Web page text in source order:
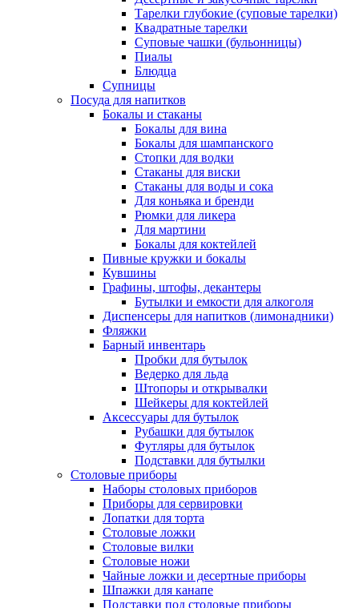
Тарелки глубокие (суповые тарелки)
Квадратные тарелки
Суповые чашки (бульонницы)
Пиалы
Блюдца
Супницы
Посуда для напитков
Бокалы и стаканы
Бокалы для вина
Бокалы для шампанского
Стопки для водки
Стаканы для виски
Стаканы для воды и сока
Для коньяка и бренди
Рюмки для ликера
Для мартини
Бокалы для коктейлей
Пивные кружки и бокалы
Кувшины
Графины, штофы, декантеры
Бутылки и емкости для алкоголя
Диспенсеры для напитков (лимонадники)
Фляжки
Барный инвентарь
Пробки для бутылок
Ведерко для льда
Штопоры и открывалки
Шейкеры для коктейлей
Аксессуары для бутылок
Рубашки для бутылок
Футляры для бутылок
Подставки для бутылки
Столовые приборы
Наборы столовых приборов
Приборы для сервировки
Лопатки для торта
Столовые ложки
Столовые вилки
Столовые ножи
Чайные ложки и десертные приборы
Шпажки для канапе
Подставки под столовые приборы